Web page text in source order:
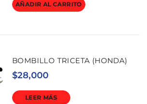
AÑADIR AL CARRITO
BOMBILLO TRICETA (HONDA)
$28,000
LEER MÁS